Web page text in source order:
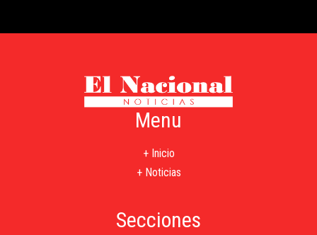
Menu
+ Inicio
+ Noticias
Secciones